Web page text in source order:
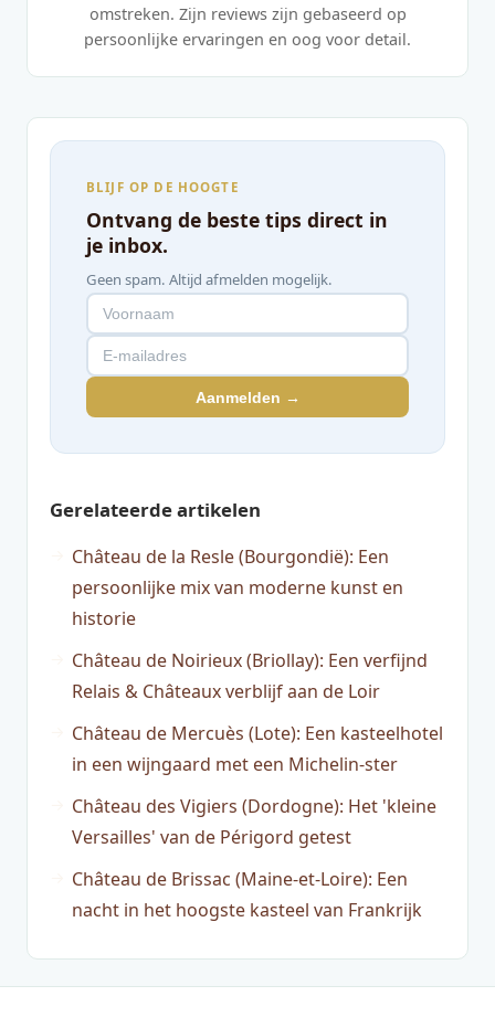
omstreken. Zijn reviews zijn gebaseerd op
persoonlijke ervaringen en oog voor detail.
BLIJF OP DE HOOGTE
Ontvang de beste tips direct in
je inbox.
Geen spam. Altijd afmelden mogelijk.
Aanmelden →
Gerelateerde artikelen
Château de la Resle (Bourgondië): Een
persoonlijke mix van moderne kunst en
historie
Château de Noirieux (Briollay): Een verfijnd
Relais & Châteaux verblijf aan de Loir
Château de Mercuès (Lote): Een kasteelhotel
in een wijngaard met een Michelin-ster
Château des Vigiers (Dordogne): Het 'kleine
Versailles' van de Périgord getest
Château de Brissac (Maine-et-Loire): Een
nacht in het hoogste kasteel van Frankrijk